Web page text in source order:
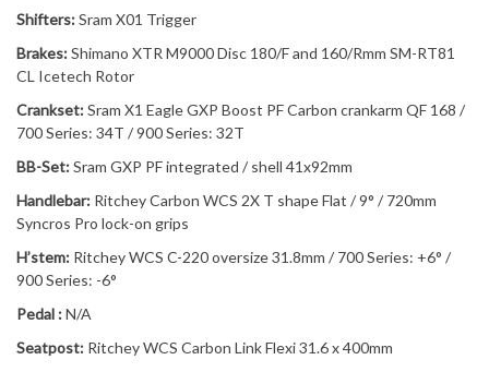
Shifters:Sram X01 Trigger
Brakes:Shimano XTR M9000 Disc 180/F and 160/Rmm SM-RT81
CL Icetech Rotor
Crankset:Sram X1 Eagle GXP Boost PF Carbon crankarm QF 168 /
700 Series: 34T / 900 Series: 32T
BB-Set:Sram GXP PF integrated / shell 41x92mm
Handlebar: Ritchey Carbon WCS 2X T shape Flat / 9° / 720mm
Syncros Pro lock-on grips
H’stem: Ritchey WCS C-220 oversize 31.8mm / 700 Series: +6° /
900 Series: -6°
Pedal :N/A
Seatpost: Ritchey WCS Carbon Link Flexi 31.6 x 400mm